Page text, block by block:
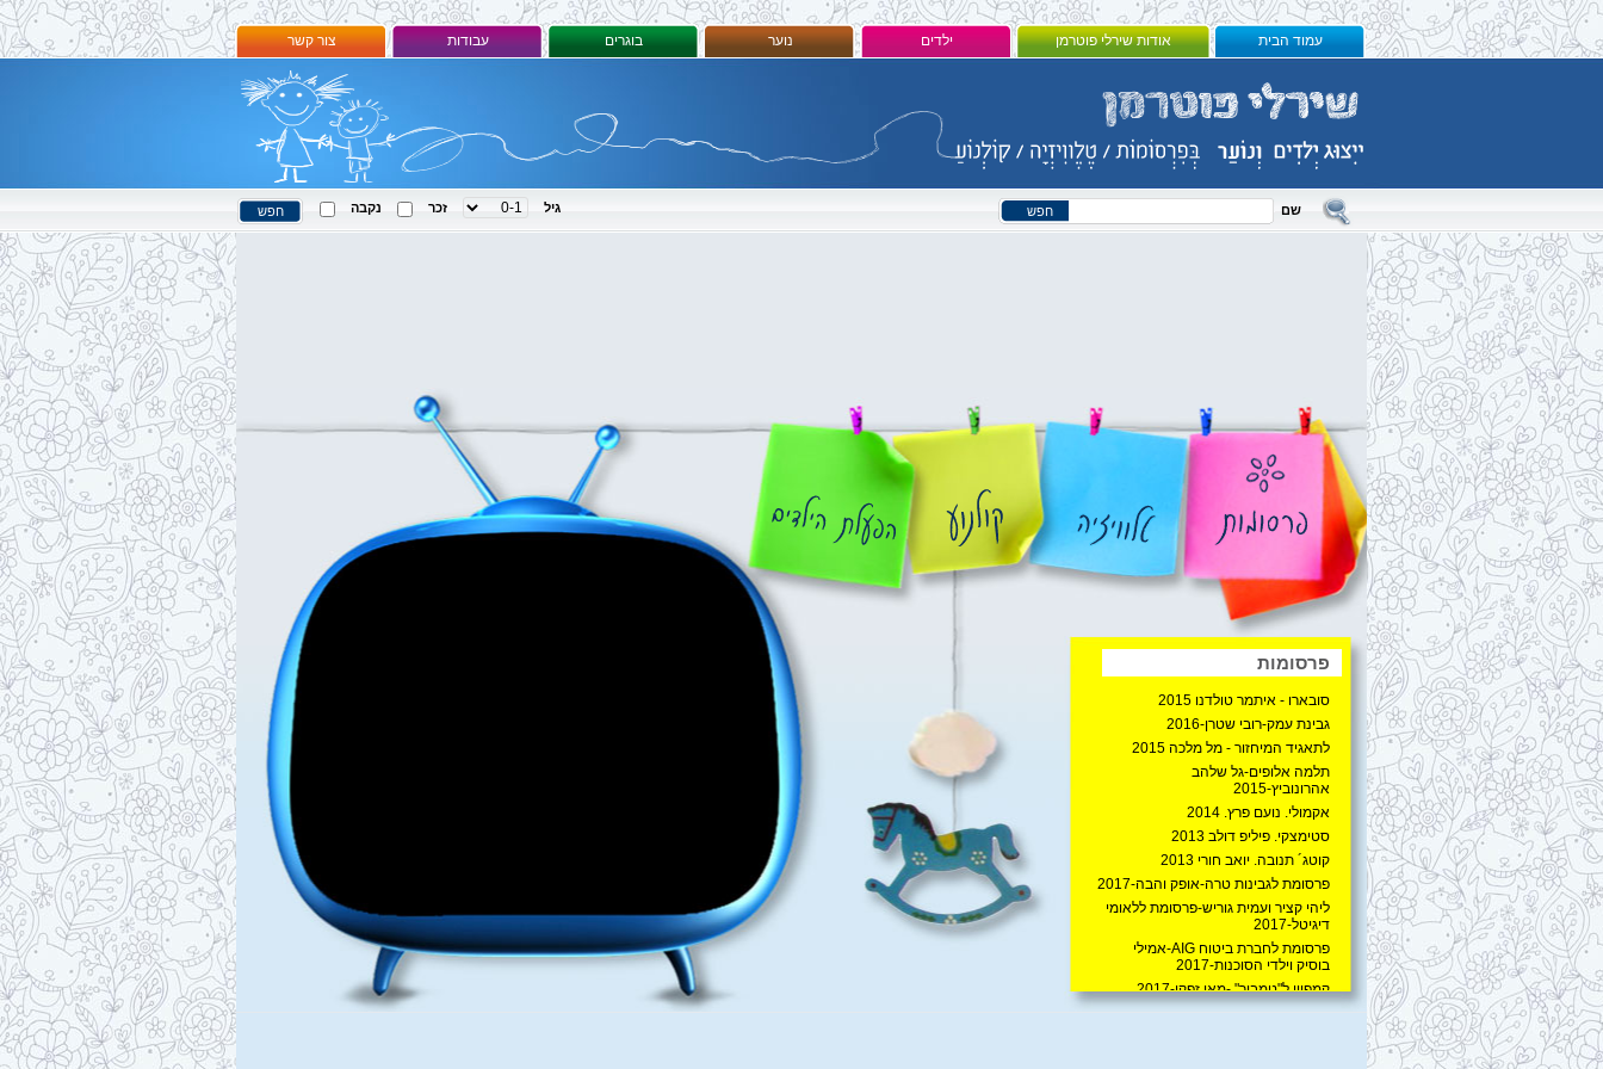
עמוד הבית אודות שירלי פוטרמן ילדים נוער בוגרים עבודות
צור קשר
גיל זכר נקבה שם
פרסומות
סובארו - איתמר טולדנו 2015
גבינת עמק-רובי שטרן-2016
לתאגיד המיחזור - מל מלכה 2015
תלמה אלופים-גל שלהב
אהרונוביץ-2015
אקמולי. נועם פרץ. 2014
סטימצקי. פיליפ דולב 2013
קוטג´ תנובה. יואב חורי 2013
פרסומת לגבינות טרה-אופק והבה-2017
ליהי קציר ועמית גוריש-פרסומת ללאומי
דיגיטל-2017
פרסומת לחברת ביטוח AIG-אמילי
בוסיק וילדי הסוכנות-2017
קמפיין ל"טמבור" -מאי זפקו-2017
פרסומת לעמק תנובה -"יש"- רובי